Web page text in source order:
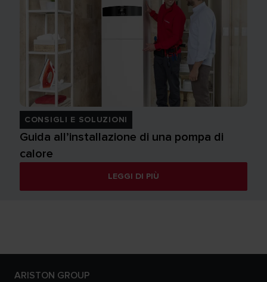
CONSIGLI E SOLUZIONI
Guida all’installazione di una pompa di
calore
LEGGI DI PIÙ
ARISTON GROUP